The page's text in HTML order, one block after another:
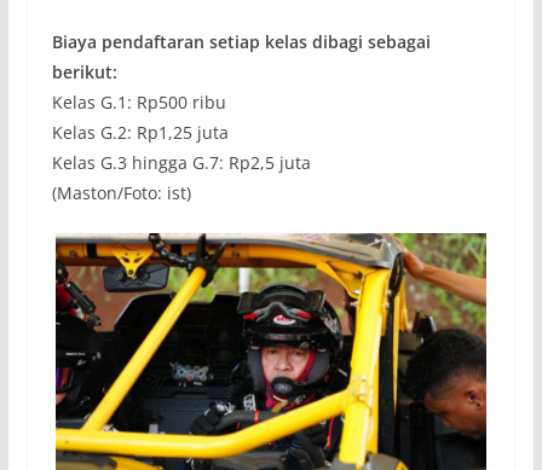
Biaya pendaftaran setiap kelas dibagi sebagai
berikut:
Kelas G.1: Rp500 ribu
Kelas G.2: Rp1,25 juta
Kelas G.3 hingga G.7: Rp2,5 juta
(Maston/Foto: ist)